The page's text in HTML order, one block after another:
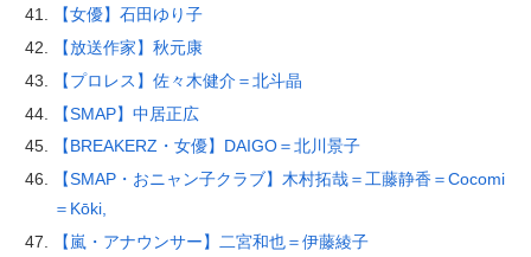
【女優】石田ゆり子
【放送作家】秋元康
【プロレス】佐々木健介＝北斗晶
【SMAP】中居正広
【BREAKERZ・女優】DAIGO＝北川景子
【SMAP・おニャン子クラブ】木村拓哉＝工藤静香＝Cocomi
＝Kōki,
【嵐・アナウンサー】二宮和也＝伊藤綾子